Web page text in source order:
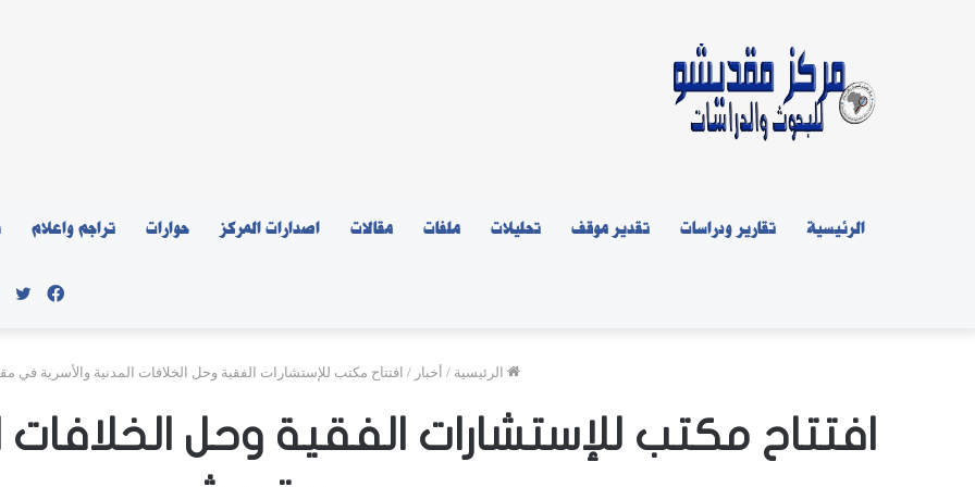
الرئيسية تقارير ودراسات تقدير موقف تحليلات ملفات مقالات اصدارات المركز حوارات تراجم واعلام
الرئيسية / أخبار / افتتاح مكتب للإستشارات الفقية وحل الخلافات المدنية والأسرية في
افتتاح مكتب للإستشارات الفقية وحل